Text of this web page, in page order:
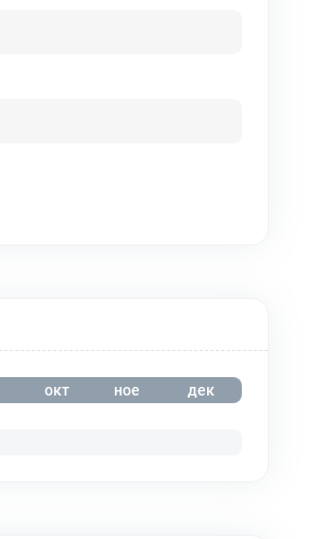
окт ное дек